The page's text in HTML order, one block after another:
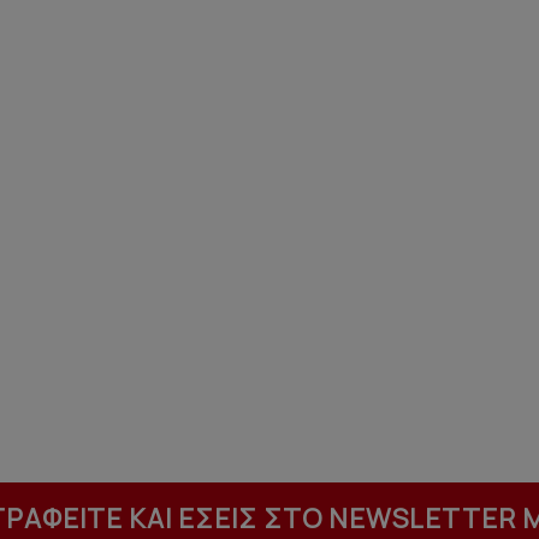
ΚΑΙ ΕΣΕΙΣ ΣΤΟ NEWSLETTER